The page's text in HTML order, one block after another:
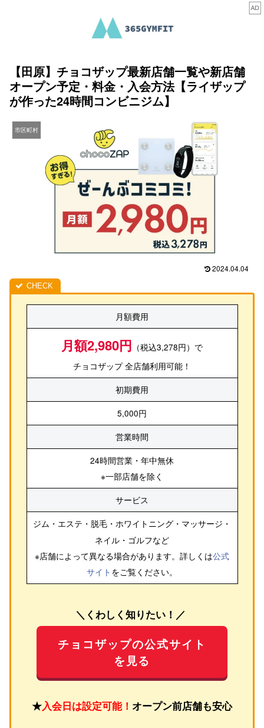
【田原】チョコザップ最新店舗一覧や新店舗
オープン予定・料金・入会方法【ライザップ
が作った24時間コンビニジム】
市区町村
2024.04.04
月額費用
月額2,980円 （税込3,278円）で
チョコザップ 全店舗利用可能！
初期費用
5,000円
営業時間
24時間営業・年中無休
※一部店舗を除く
サービス
ジム・エステ・脱毛・ホワイトニング・マッサージ・
ネイル・ゴルフなど
※店舗によって異なる場合があります。詳しくは公式
サイト をご覧ください。
＼くわしく知りたい！／
チョコザップの公式サイト
を見る
★入会日は設定可能！ オープン前店舗も安心